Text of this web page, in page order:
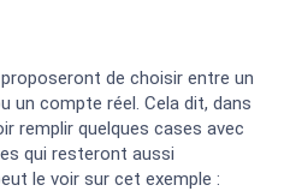
de choisir entre un
un compte réel. Cela dit, dans
remplir quelques cases avec
qui resteront aussi
le voir sur cet exemple :